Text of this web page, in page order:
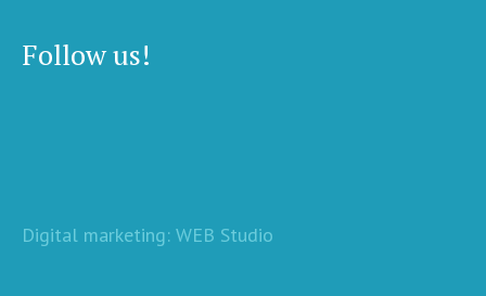
Follow us!
Digital marketing: WEB Studio